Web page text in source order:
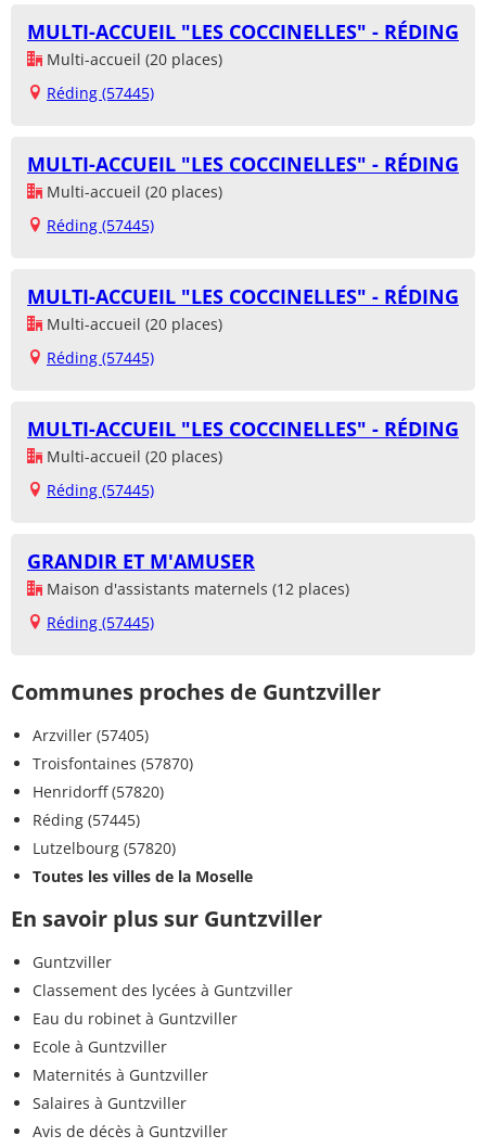
MULTI-ACCUEIL "LES COCCINELLES" - RÉDING
Multi-accueil (20 places)
Réding (57445)
MULTI-ACCUEIL "LES COCCINELLES" - RÉDING
Multi-accueil (20 places)
Réding (57445)
MULTI-ACCUEIL "LES COCCINELLES" - RÉDING
Multi-accueil (20 places)
Réding (57445)
MULTI-ACCUEIL "LES COCCINELLES" - RÉDING
Multi-accueil (20 places)
Réding (57445)
GRANDIR ET M'AMUSER
Maison d'assistants maternels (12 places)
Réding (57445)
Communes proches de Guntzviller
Arzviller (57405)
Troisfontaines (57870)
Henridorff (57820)
Réding (57445)
Lutzelbourg (57820)
Toutes les villes de la Moselle
En savoir plus sur Guntzviller
Guntzviller
Classement des lycées à Guntzviller
Eau du robinet à Guntzviller
Ecole à Guntzviller
Maternités à Guntzviller
Salaires à Guntzviller
Avis de décès à Guntzviller